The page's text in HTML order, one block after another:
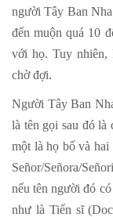
người Tây Ban
đến muộn quá 10
với họ. Tuy nhiên,
chờ đợi.
Người Tây Ban
là tên gọi sau đó là
một là họ bố và
Señor/Señora/
nếu tên người đó
như là Tiến sĩ